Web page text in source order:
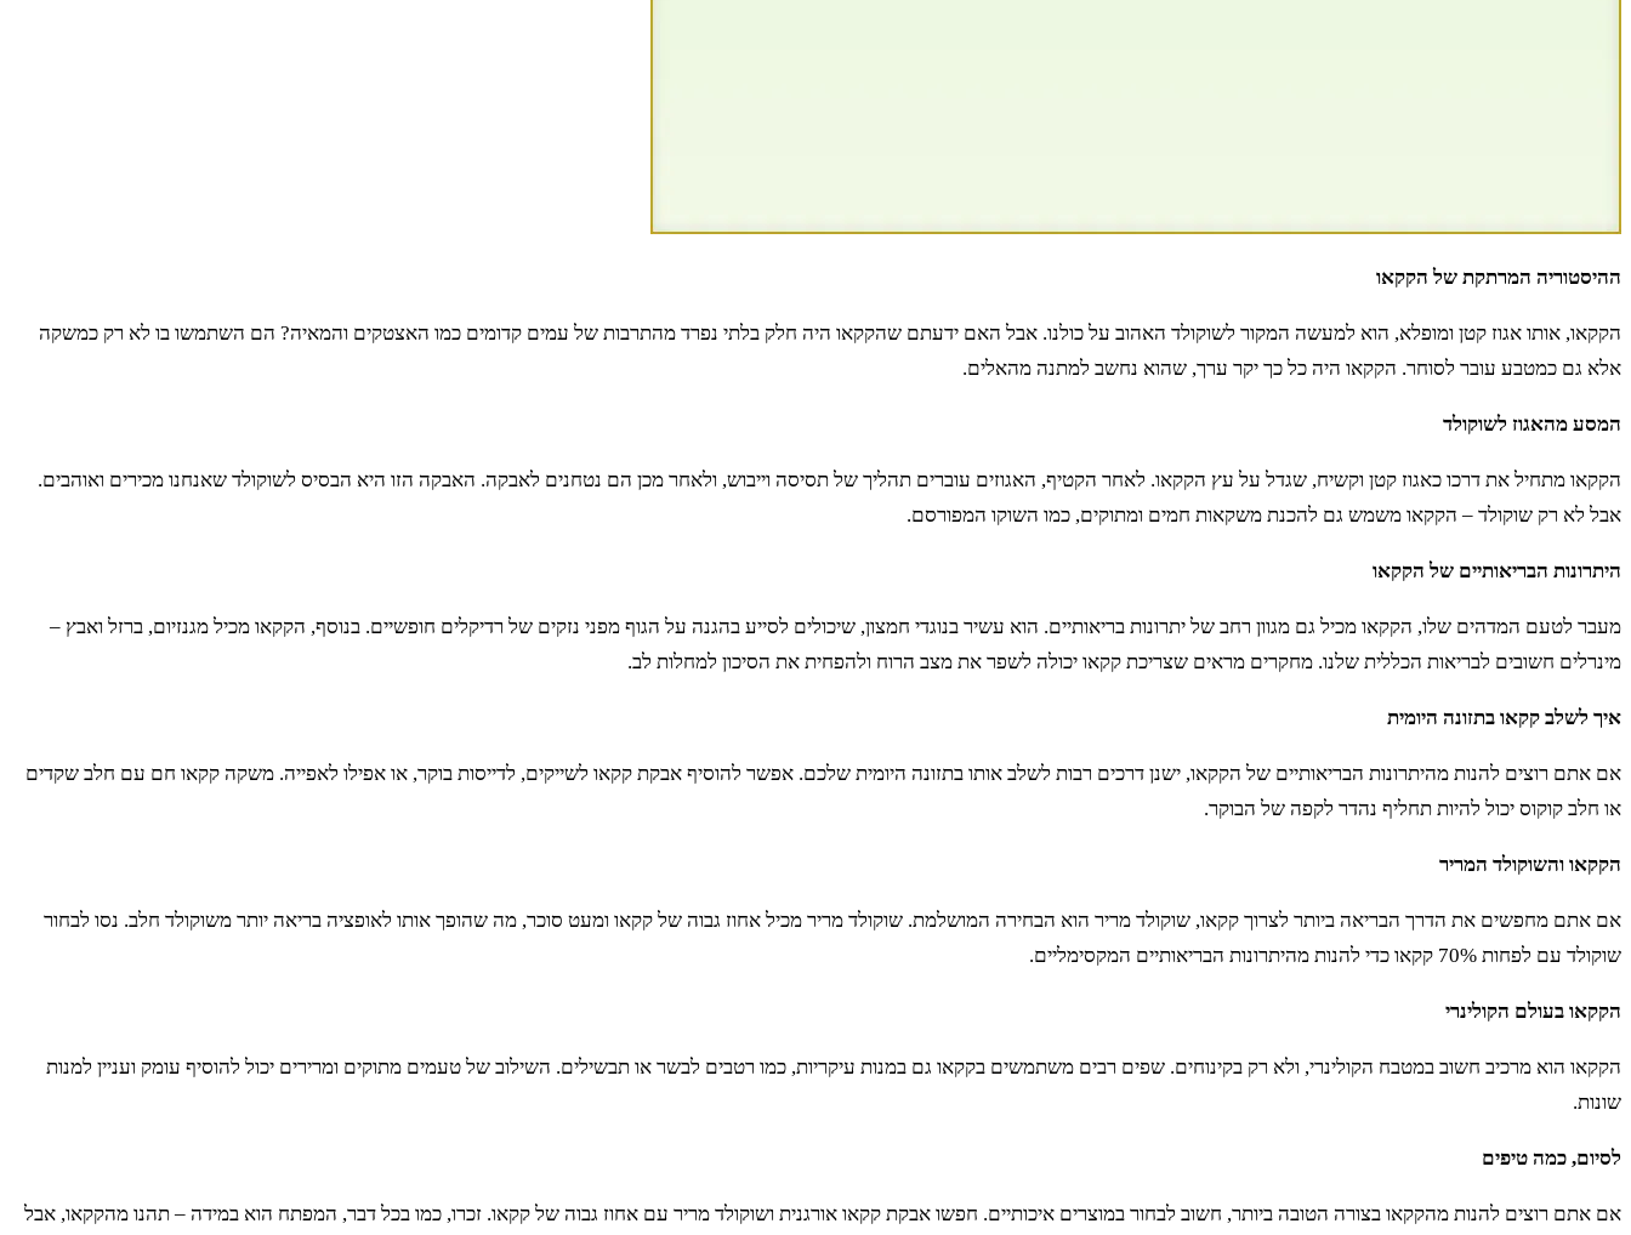
ההיסטוריה המרתקת של הקקאו
הקקאו, אותו אגוז קטן ומופלא, הוא למעשה המקור לשוקולד האהוב על כולנו. אבל האם ידעתם שהקקאו היה חלק בלתי נפרד מהתרבות של עמים קדומים כמו האצטקים והמאיה? הם השתמשו בו לא רק כמשקה
אלא גם כמטבע עובר לסוחר. הקקאו היה כל כך יקר ערך, שהוא נחשב למתנה מהאלים.
המסע מהאגוז לשוקולד
הקקאו מתחיל את דרכו כאגוז קטן וקשיח, שגדל על עץ הקקאו. לאחר הקטיף, האגוזים עוברים תהליך של תסיסה וייבוש, ולאחר מכן הם נטחנים לאבקה. האבקה הזו היא הבסיס לשוקולד שאנחנו מכירים ואוהבים.
אבל לא רק שוקולד – הקקאו משמש גם להכנת משקאות חמים ומתוקים, כמו השוקו המפורסם.
היתרונות הבריאותיים של הקקאו
מעבר לטעם המדהים שלו, הקקאו מכיל גם מגוון רחב של יתרונות בריאותיים. הוא עשיר בנוגדי חמצון, שיכולים לסייע בהגנה על הגוף מפני נזקים של רדיקלים חופשיים. בנוסף, הקקאו מכיל מגנזיום, ברזל ואבץ –
מינרלים חשובים לבריאות הכללית שלנו. מחקרים מראים שצריכת קקאו יכולה לשפר את מצב הרוח ולהפחית את הסיכון למחלות לב.
איך לשלב קקאו בתזונה היומית
אם אתם רוצים להנות מהיתרונות הבריאותיים של הקקאו, ישנן דרכים רבות לשלב אותו בתזונה היומית שלכם. אפשר להוסיף אבקת קקאו לשייקים, לדייסות בוקר, או אפילו לאפייה. משקה קקאו חם עם חלב שקדים
או חלב קוקוס יכול להיות תחליף נהדר לקפה של הבוקר.
הקקאו והשוקולד המריר
אם אתם מחפשים את הדרך הבריאה ביותר לצרוך קקאו, שוקולד מריר הוא הבחירה המושלמת. שוקולד מריר מכיל אחוז גבוה של קקאו ומעט סוכר, מה שהופך אותו לאופציה בריאה יותר משוקולד חלב. נסו לבחור
שוקולד עם לפחות 70% קקאו כדי להנות מהיתרונות הבריאותיים המקסימליים.
הקקאו בעולם הקולינרי
הקקאו הוא מרכיב חשוב במטבח הקולינרי, ולא רק בקינוחים. שפים רבים משתמשים בקקאו גם במנות עיקריות, כמו רטבים לבשר או תבשילים. השילוב של טעמים מתוקים ומרירים יכול להוסיף עומק ועניין למנות
שונות.
לסיום, כמה טיפים
אם אתם רוצים להנות מהקקאו בצורה הטובה ביותר, חשוב לבחור במוצרים איכותיים. חפשו אבקת קקאו אורגנית ושוקולד מריר עם אחוז גבוה של קקאו. זכרו, כמו בכל דבר, המפתח הוא במידה – תהנו מהקקאו, אבל